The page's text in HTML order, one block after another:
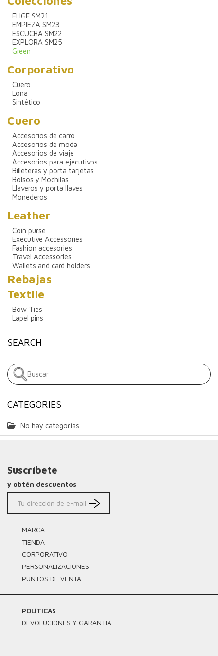
ELIGE SM21
EMPIEZA SM23
ESCUCHA SM22
EXPLORA SM25
Green
Corporativo
Cuero
Lona
Sintético
Cuero
Accesorios de carro
Accesorios de moda
Accesorios de viaje
Accesorios para ejecutivos
Billeteras y porta tarjetas
Bolsos y Mochilas
Llaveros y porta llaves
Monederos
Leather
Coin purse
Executive Accessories
Fashion accesories
Travel Accessories
Wallets and card holders
Rebajas
Textile
Bow Ties
Lapel pins
SEARCH
CATEGORIES
No hay categorías
Suscríbete
y obtén descuentos
MARCA
TIENDA
CORPORATIVO
PERSONALIZACIONES
PUNTOS DE VENTA
POLÍTICAS
DEVOLUCIONES Y GARANTÍA